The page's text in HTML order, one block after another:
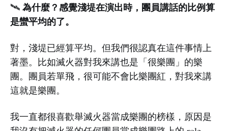
🛰️ 為什麼？感覺淺堤在演出時，團員講話的比例算
是蠻平均的了。
對，淺堤已經算平均。但我們很認真在這件事情上
著墨。比如滅火器對我來講也是「很樂團」的樂
團。團員若單飛，很可能不會比樂團紅，對我來講
這就是樂團。
我一直都很喜歡舉滅火器當成樂團的榜樣，原因是